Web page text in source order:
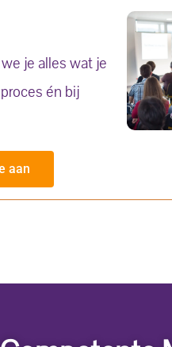
je alles wat je
én bij
aan